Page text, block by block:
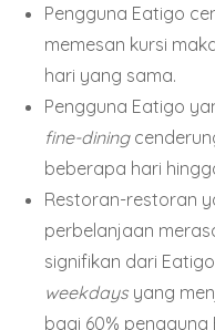
Pengguna Eatigo
memesan kursi
hari yang sama.
Pengguna Eatigo
fine-dining
beberapa hari
Restoran-restoran
perbelanjaan
signifikan dari
weekdays yang
bagi 60% pengguna